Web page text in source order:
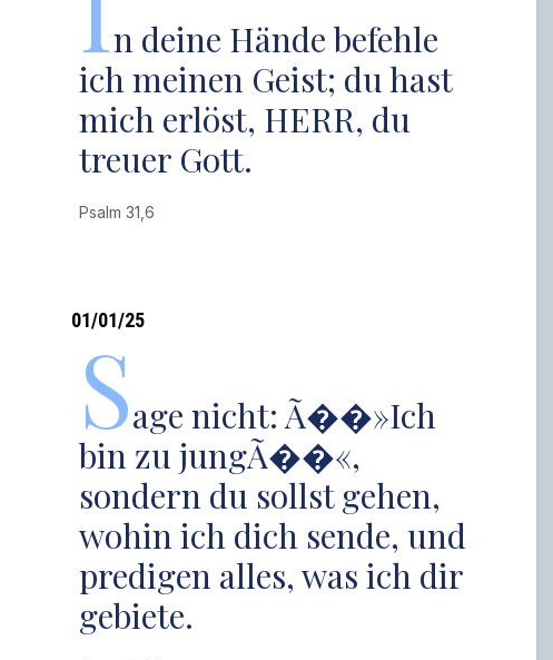
n deine Hände befehle
ich meinen Geist; du hast
mich erlöst, HERR, du
treuer Gott.
Psalm 31,6
01/01/25
Sage nicht: Ã��»Ich
bin zu jungÃ��«,
sondern du sollst gehen,
wohin ich dich sende, und
predigen alles, was ich dir
gebiete.